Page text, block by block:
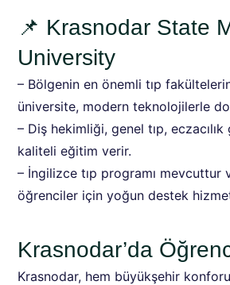
📌 Krasnodar State
University
– Bölgenin en önemli tıp
üniversite, modern teknolojilerle
– Diş hekimliği, genel tıp,
kaliteli eğitim verir.
– İngilizce tıp programı mevcuttur
öğrenciler için yoğun destek
Krasnodar’da
Krasnodar, hem büyükşehir